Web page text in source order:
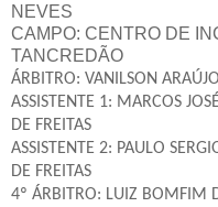
NEVES
CAMPO: CENTRO DE
TANCREDÃO
ÁRBITRO: VANILSON
ASSISTENTE 1: MARCOS
DE FREITAS
ASSISTENTE 2: PAULO
DE FREITAS
4º ÁRBITRO: LUIZ BOMFIM